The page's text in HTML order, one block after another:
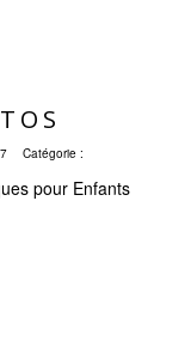
Catégorie :
pour Enfants